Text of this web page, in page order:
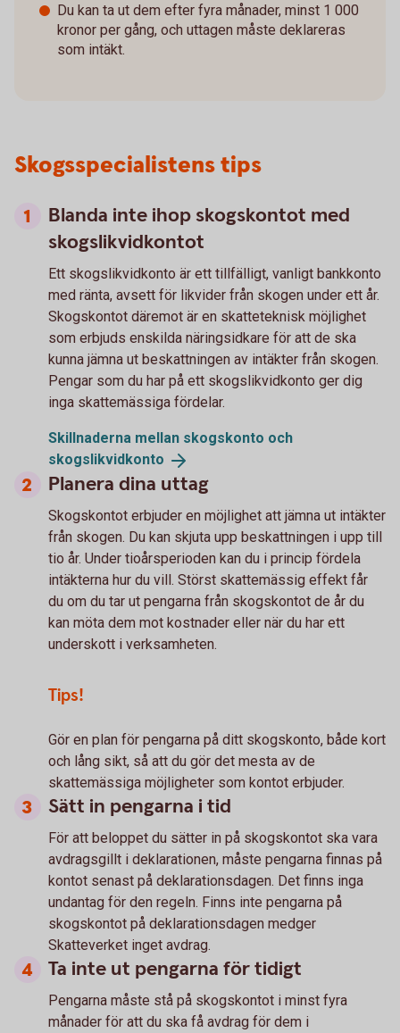
Du kan ta ut dem efter fyra månader, minst 1 000
kronor per gång, och uttagen måste deklareras
som intäkt.
Skogsspecialistens tips
Blanda inte ihop skogskontot med
skogslikvidkontot
Ett skogslikvidkonto är ett tillfälligt, vanligt bankkonto
med ränta, avsett för likvider från skogen under ett år.
Skogskontot däremot är en skatteteknisk möjlighet
som erbjuds enskilda näringsidkare för att de ska
kunna jämna ut beskattningen av intäkter från skogen.
Pengar som du har på ett skogslikvidkonto ger dig
inga skattemässiga fördelar.
Skillnaderna mellan skogskonto och
skogslikvidkonto
Planera dina uttag
Skogskontot erbjuder en möjlighet att jämna ut intäkter
från skogen. Du kan skjuta upp beskattningen i upp till
tio år. Under tioårsperioden kan du i princip fördela
intäkterna hur du vill. Störst skattemässig effekt får
du om du tar ut pengarna från skogskontot de år du
kan möta dem mot kostnader eller när du har ett
underskott i verksamheten.
Tips!
Gör en plan för pengarna på ditt skogskonto, både kort
och lång sikt, så att du gör det mesta av de
skattemässiga möjligheter som kontot erbjuder.
Sätt in pengarna i tid
För att beloppet du sätter in på skogskontot ska vara
avdragsgillt i deklarationen, måste pengarna finnas på
kontot senast på deklarationsdagen. Det finns inga
undantag för den regeln. Finns inte pengarna på
skogskontot på deklarationsdagen medger
Skatteverket inget avdrag.
Ta inte ut pengarna för tidigt
Pengarna måste stå på skogskontot i minst fyra
månader för att du ska få avdrag för dem i